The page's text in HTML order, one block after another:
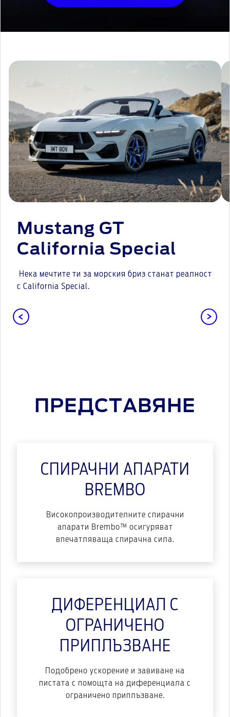
Mustang GT
California Special
Нека мечтите ти за морския бриз станат реалност
с California Special.
ПРЕДСТАВЯНЕ
СПИРАЧНИ АПАРАТИ
BREMBO
Високопроизводителните спирачни
апарати Brembo™ осигуряват
впечатляваща спирачна сила.
ДИФЕРЕНЦИАЛ С
ОГРАНИЧЕНО
ПРИПЛЪЗВАНЕ
Подобрено ускорение и завиване на
пистата с помощта на диференциала с
ограничено приплъзване.